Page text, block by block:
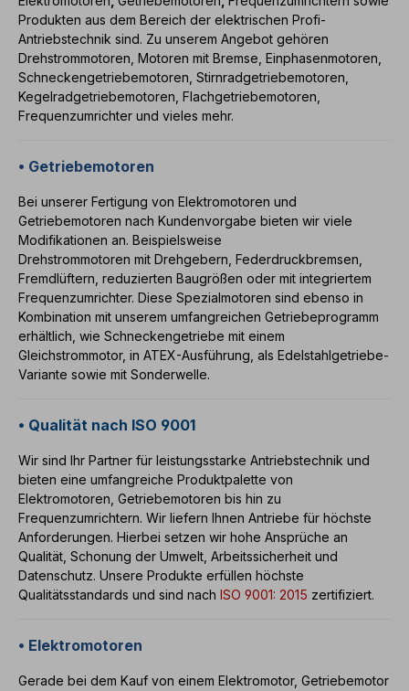
Produkten aus dem Bereich der elektrischen Profi-
Antriebstechnik sind. Zu unserem Angebot gehören
Drehstrommotoren, Motoren mit Bremse, Einphasenmotoren,
Schneckengetriebemotoren, Stirnradgetriebemotoren,
Kegelradgetriebemotoren, Flachgetriebemotoren,
Frequenzumrichter und vieles mehr.
• Getriebemotoren
Bei unserer Fertigung von Elektromotoren und
Getriebemotoren nach Kundenvorgabe bieten wir viele
Modifikationen an. Beispielsweise
Drehstrommotoren mit Drehgebern, Federdruckbremsen,
Fremdlüftern, reduzierten Baugrößen oder mit integriertem
Frequenzumrichter. Diese Spezialmotoren sind ebenso in
Kombination mit unserem umfangreichen Getriebeprogramm
erhältlich, wie Schneckengetriebe mit einem
Gleichstrommotor, in ATEX-Ausführung, als Edelstahlgetriebe-
Variante sowie mit Sonderwelle.
• Qualität nach ISO 9001
Wir sind Ihr Partner für leistungsstarke Antriebstechnik und
bieten eine umfangreiche Produktpalette von
Elektromotoren, Getriebemotoren bis hin zu
Frequenzumrichtern. Wir liefern Ihnen Antriebe für höchste
Anforderungen. Hierbei setzen wir hohe Ansprüche an
Qualität, Schonung der Umwelt, Arbeitssicherheit und
Datenschutz. Unsere Produkte erfüllen höchste
Qualitätsstandards und sind nach ISO 9001: 2015 zertifiziert.
• Elektromotoren
Gerade bei dem Kauf von einem Elektromotor, Getriebemotor